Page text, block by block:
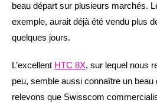
beau départ sur plusieurs marchés.
exemple, aurait déjà été vendu plus
quelques jours.
L’excellent HTC 8X, sur lequel nous
peu, semble aussi connaître un beau
relevons que Swisscom